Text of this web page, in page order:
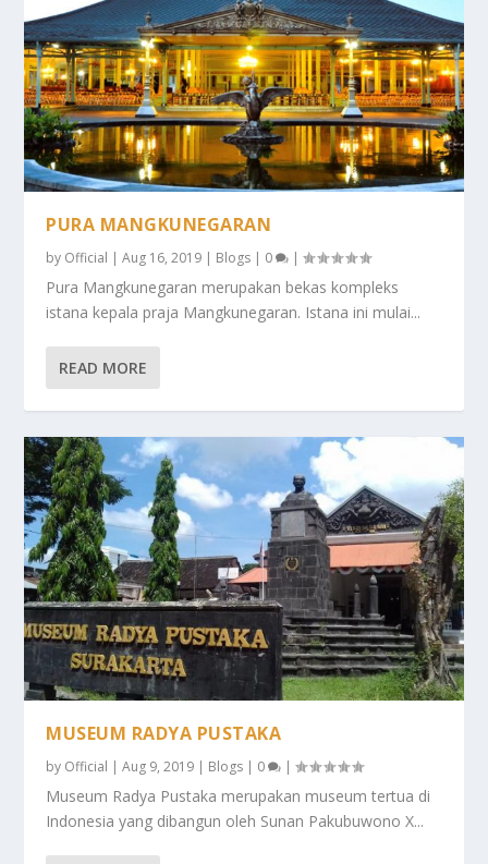
PURA MANGKUNEGARAN
by Official |Aug 16, 2019 | Blogs | 0 |
Pura Mangkunegaran merupakan bekas kompleks
istana kepala praja Mangkunegaran. Istana ini mulai...
READ MORE
MUSEUM RADYA PUSTAKA
by Official |Aug 9, 2019 | Blogs | 0 |
Museum Radya Pustaka merupakan museum tertua di
Indonesia yang dibangun oleh Sunan Pakubuwono X...